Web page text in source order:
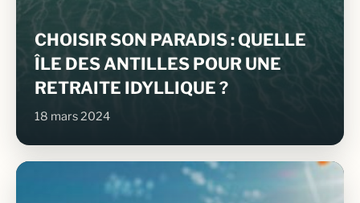
CHOISIR SON PARADIS : QUELLE
ÎLE DES ANTILLES POUR UNE
RETRAITE IDYLLIQUE ?
18 mars 2024